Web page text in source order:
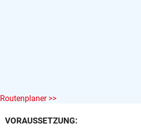
VORAUSSETZUNG:
Routenplaner >>